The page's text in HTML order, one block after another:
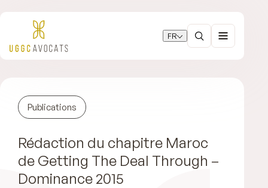
FR
Publications
Rédaction du chapitre Maroc
de Getting The Deal Through –
Dominance 2015